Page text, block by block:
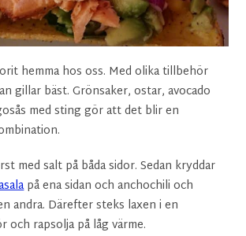
hemma hos oss. Med olika tillbehör
gillar bäst. Grönsaker, ostar, avocado
med sting gör att det blir en
med salt på båda sidor. Sedan kryddar
på ena sidan och anchochili och
andra. Därefter steks laxen i en
och rapsolja på låg värme.